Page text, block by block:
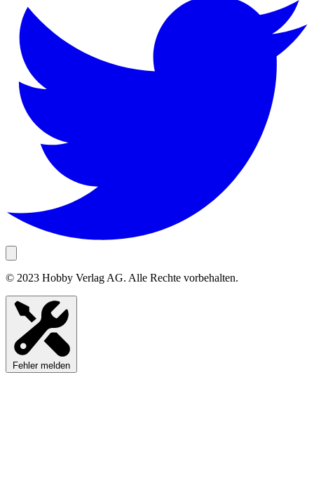
© 2023 Hobby Verlag AG. Alle Rechte vorbehalten.
Fehler melden